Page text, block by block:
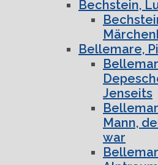
Bechstein,
Bellemare,
Jenseits
Mann,
war